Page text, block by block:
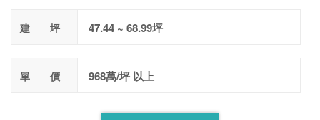
建 坪 47.44 ~ 68.99坪
單 價 968萬/坪 以上